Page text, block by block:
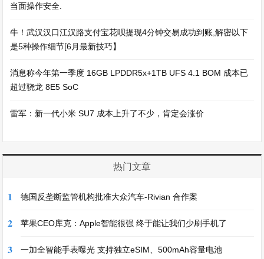
当面操作安全.
牛！武汉汉口江汉路支付宝花呗提现4分钟交易成功到账,解密以下
是5种操作细节[6月最新技巧】
消息称今年第一季度 16GB LPDDR5x+1TB UFS 4.1 BOM 成本已
超过骁龙 8E5 SoC
雷军：新一代小米 SU7 成本上升了不少，肯定会涨价
热门文章
1 德国反垄断监管机构批准大众汽车-Rivian 合作案
2 苹果CEO库克：Apple智能很强 终于能让我们少刷手机了
3 一加全智能手表曝光 支持独立eSIM、500mAh容量电池